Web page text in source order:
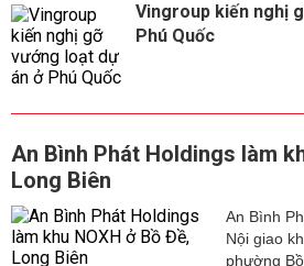
Vingroup kiến nghị
Phú Quốc
An Bình Phát Holdings làm
Long Biên
An Bình
Nội giao
phường